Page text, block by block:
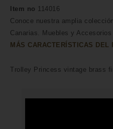
Item no 114016
Conoce nuestra amplia
Canarias. Muebles y
MÁS CARACTERÍSTICAS DEL
Trolley Princess vintage brass